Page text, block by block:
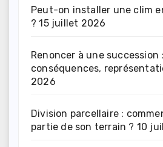
Peut-on installer une clim
? 15 juillet 2026
Renoncer à une succession
conséquences,
2026
Division parcellaire :
partie de son terrain ? 10